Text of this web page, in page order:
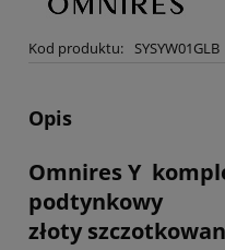
Kod produktu: SYSYW01GLB
Opis
Omnires Y
podtynkowy
złoty